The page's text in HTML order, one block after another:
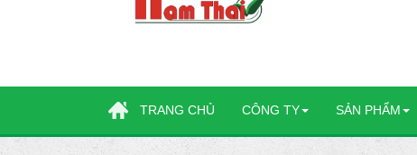
TRANG CHỦ CÔNG TY SẢN PHẨM